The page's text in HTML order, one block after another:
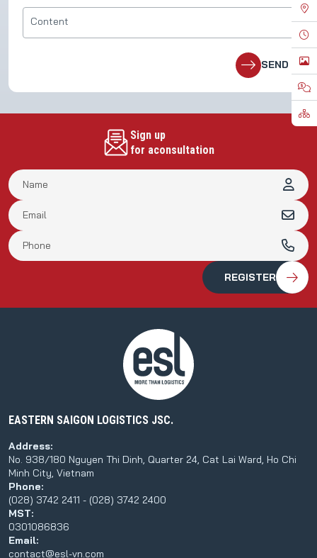
Sign up
for aconsultation
EASTERN SAIGON LOGISTICS JSC.
Address:
No. 938/180 Nguyen Thi Dinh, Quarter 24, Cat Lai Ward, Ho Chi
Minh City, Vietnam
Phone:
(028) 3742 2411 - (028) 3742 2400
MST:
0301086836
Email:
contact@esl-vn.com